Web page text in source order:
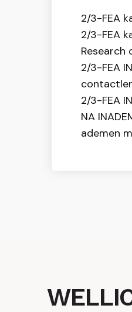
2/3-FEA
2/3-FEA
Research
2/3-FEA
2/3-FEA
NA
ademen